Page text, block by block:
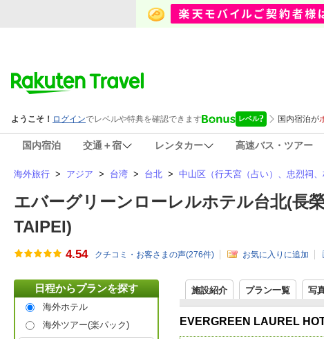
国内宿泊 交通＋宿 レンタカー 高速バス・ツアー
海外旅行 > アジア > 台湾 > 台北 > 中山区（行天宮（占い）、忠烈祠、
エバーグリーンローレルホテル台北(長
TAIPEI)
4.54 クチコミ・お客さまの声(276件) お気に入りに追加
日程からプランを探す
海外ホテル
海外ツアー(楽パック)
施設紹介 プラン一覧 写
EVERGREEN LAUREL